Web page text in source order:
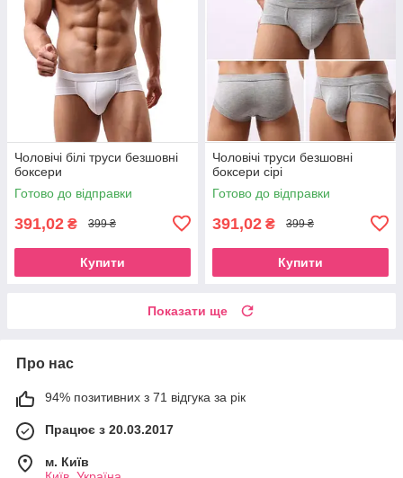
Чоловічі білі труси безшовні
боксери
Готово до відправки
391,02 ₴ 399 ₴
Купити
Чоловічі труси безшовні
боксери сірі
Готово до відправки
391,02 ₴ 399 ₴
Купити
Показати ще
Про нас
94% позитивних з 71 відгука за рік
Працює з 20.03.2017
м. Київ